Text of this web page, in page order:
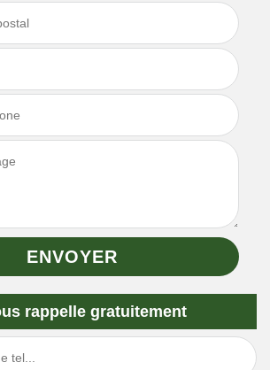
rappelle gratuitement